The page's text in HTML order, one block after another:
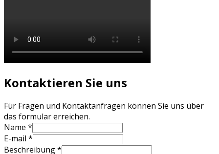
Kontaktieren Sie uns
Für Fragen und Kontaktanfragen können Sie uns über
das formular erreichen.
Name *
E-mail *
Beschreibung*